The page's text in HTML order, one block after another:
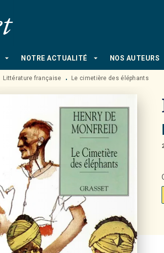
arrow_drop_down NOTRE ACTUALITÉ arrow_drop_down NOS AUTEURS
Littérature française • Le cimetière des éléphants